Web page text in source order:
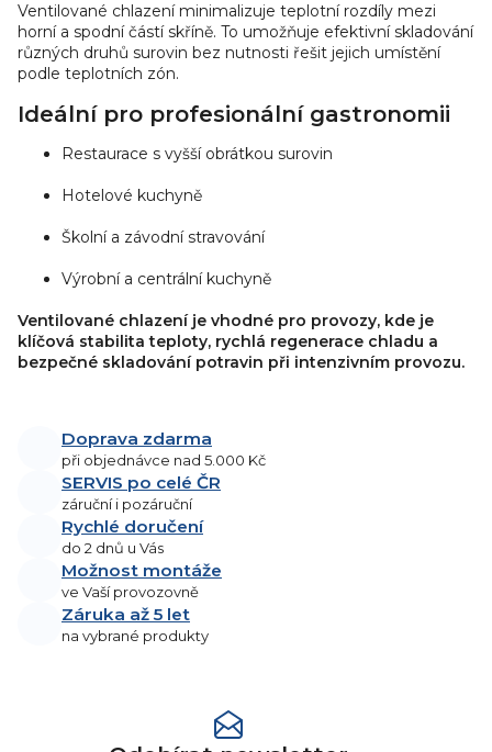
Ventilované chlazení minimalizuje teplotní rozdíly mezi
horní a spodní částí skříně. To umožňuje efektivní skladování
různých druhů surovin bez nutnosti řešit jejich umístění
podle teplotních zón.
Ideální pro profesionální gastronomii
Restaurace s vyšší obrátkou surovin
Hotelové kuchyně
Školní a závodní stravování
Výrobní a centrální kuchyně
Ventilované chlazení je vhodné pro provozy, kde je
klíčová stabilita teploty, rychlá regenerace chladu a
bezpečné skladování potravin při intenzivním provozu.
Doprava zdarma
při objednávce nad 5.000 Kč
SERVIS po celé ČR
záruční i pozáruční
Rychlé doručení
do 2 dnů u Vás
Možnost montáže
ve Vaší provozovně
Záruka až 5 let
na vybrané produkty